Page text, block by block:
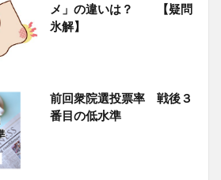
メ」の違いは？ 【疑問
氷解】
前回衆院選投票率 戦後３
番目の低水準